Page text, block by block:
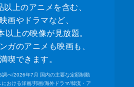
上のアニメを含む、
画やドラマなど、
以上の映像が見放題。
ガのアニメも映画も、
喫できます。
調べ/2026年7⽉ 国内の主要な定額制動
おける洋画/邦画/海外ドラマ/韓流・ア